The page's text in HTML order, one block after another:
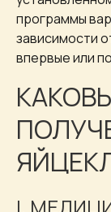
программы
зависимости
впервые или